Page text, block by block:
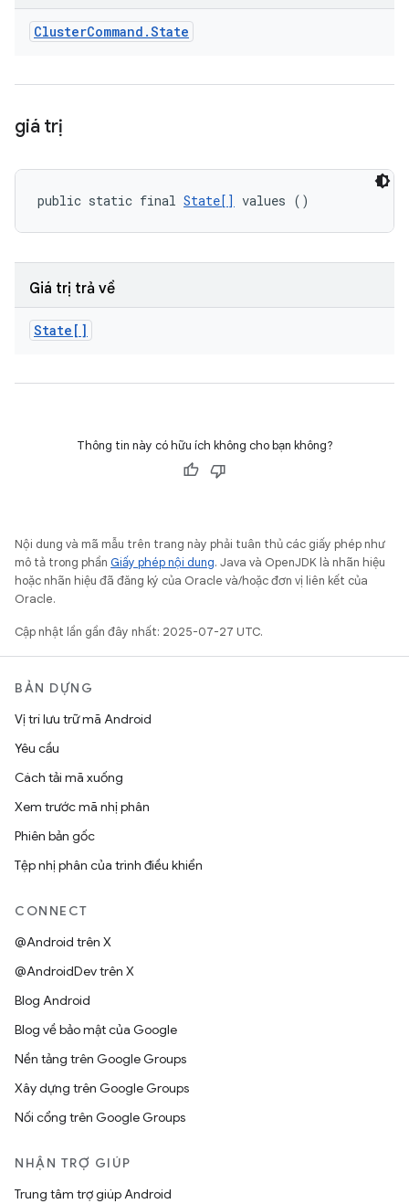
ClusterCommand .State
giá trị
public static final State[] values ()
Giá trị trả về
State[]
Thông tin này có hữu ích không cho bạn không?
Nội dung và mã mẫu trên trang này phải tuân thủ các giấy phép như
mô tả trong phần Giấy phép nội dung. Java và OpenJDK là nhãn hiệu
hoặc nhãn hiệu đã đăng ký của Oracle và/hoặc đơn vị liên kết của
Oracle.
Cập nhật lần gần đây nhất: 2025-07-27 UTC.
BẢN DỰNG
Vị trí lưu trữ mã Android
Yêu cầu
Cách tải mã xuống
Xem trước mã nhị phân
Phiên bản gốc
Tệp nhị phân của trình điều khiển
CONNECT
@Android trên X
@AndroidDev trên X
Blog Android
Blog về bảo mật của Google
Nền tảng trên Google Groups
Xây dựng trên Google Groups
Nối cổng trên Google Groups
NHẬN TRỢ GIÚP
Trung tâm trợ giúp Android